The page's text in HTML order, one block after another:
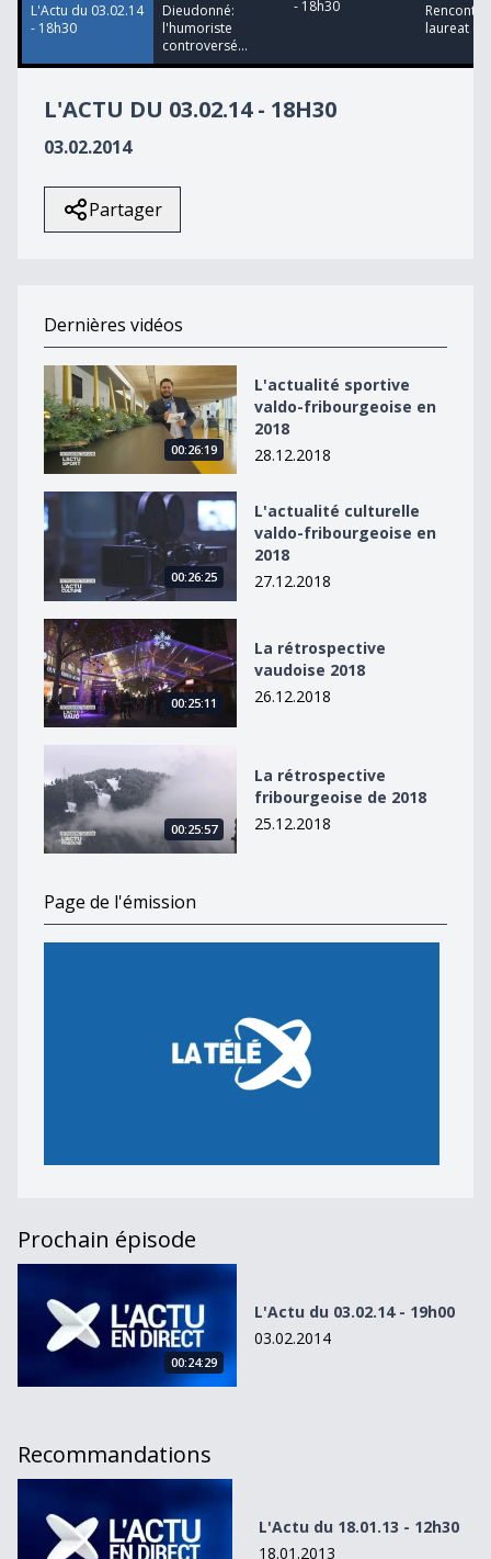
L'Actu du 03.02.14
- 18h30
Dieudonné:
l'humoriste
controversé...
- 18h30
laureat du
L'ACTU DU 03.02.14 - 18H30
03.02.2014
Partager
Dernières vidéos
L&#039;actualité sportive valdo-fribourgeoise en 2018
00:26:19
L'actualité sportive
valdo-fribourgeoise en
2018
28.12.2018
L&#039;actualité culturelle valdo-fribourgeoise en
00:26:25
L'actualité culturelle
valdo-fribourgeoise en
2018
27.12.2018
La rétrospective vaudoise 2018
00:25:11
La rétrospective
vaudoise 2018
26.12.2018
00:25:57
La rétrospective
fribourgeoise de 2018
25.12.2018
Page de l'émission
Prochain épisode
L&#039;Actu du 03.02.14 - 19h00
00:24:29
L'Actu du 03.02.14 - 19h00
03.02.2014
Recommandations
L&#039;Actu du 18.01.13 - 12h30
L'Actu du 18.01.13 - 12h30
18.01.2013